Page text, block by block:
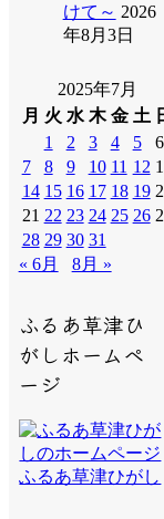
けて～ 2026
年8月3日
2025年7月
月 火 水 木 金 土
1
2 3 4 5
6
7
8 9 10 11 12
14 15 16 17 18 19
21 22 23 24 25 26
28 29 30 31
« 6月
8月 »
ふるあ草津ひ
がしホームペ
ージ
ふるあ草津ひがし